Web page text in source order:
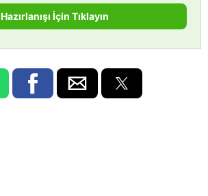
Hazırlanışı İçin Tıklayın